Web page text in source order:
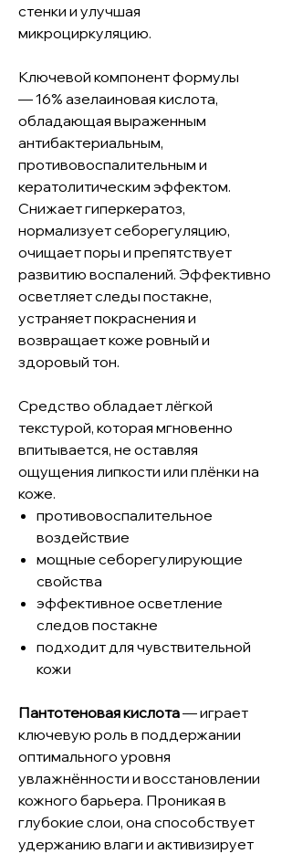
стенки и улучшая
микроциркуляцию.
Ключевой компонент формулы
— 16% азелаиновая кислота,
обладающая выраженным
антибактериальным,
противовоспалительным и
кератолитическим эффектом.
Снижает гиперкератоз,
нормализует себорегуляцию,
очищает поры и препятствует
развитию воспалений. Эффективно
осветляет следы постакне,
устраняет покраснения и
возвращает коже ровный и
здоровый тон.
Средство обладает лёгкой
текстурой, которая мгновенно
впитывается, не оставляя
ощущения липкости или плёнки на
коже.
противовоспалительное
воздействие
мощные себорегулирующие
свойства
эффективное осветление
следов постакне
подходит для чувствительной
кожи
Пантотеновая кислота— играет
ключевую роль в поддержании
оптимального уровня
увлажнённости и восстановлении
кожного барьера. Проникая в
глубокие слои, она способствует
удержанию влаги и активизирует